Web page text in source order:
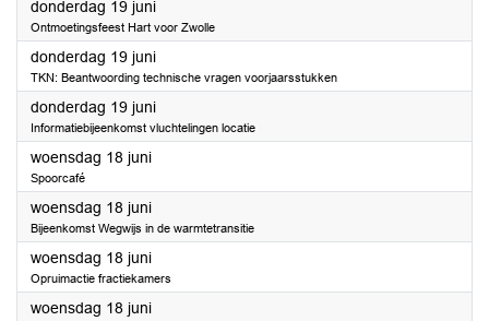
donderdag 19 juni2025
Ontmoetingsfeest Hart voor Zwolle
donderdag 19 juni2025
TKN: Beantwoording technische vragen voorjaarsstukken
donderdag 19 juni2025
Informatiebijeenkomst vluchtelingen locatie
woensdag 18 juni2025
Spoorcafé
woensdag 18 juni2025
Bijeenkomst Wegwijs in de warmtetransitie
woensdag 18 juni2025
Opruimactie fractiekamers
woensdag 18 juni2025